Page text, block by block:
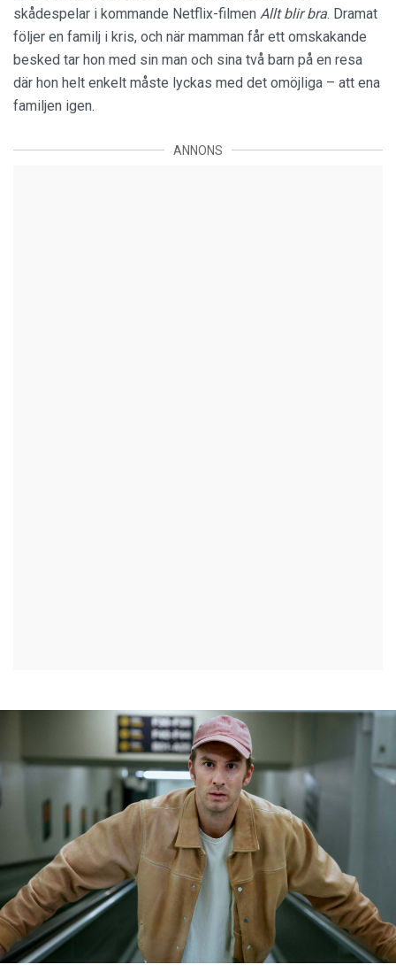
skådespelar i kommande Netflix-filmen Allt blir bra. Dramat
följer en familj i kris, och när mamman får ett omskakande
besked tar hon med sin man och sina två barn på en resa
där hon helt enkelt måste lyckas med det omöjliga – att ena
familjen igen.
ANNONS